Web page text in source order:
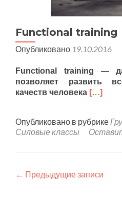
Functional training
Опубликовано 19.10.2016
Functional training —
позволяет развить
качеств человека […]
Опубликовано в рубрике
Силовые классы
Навигация
← Предыдущие записи